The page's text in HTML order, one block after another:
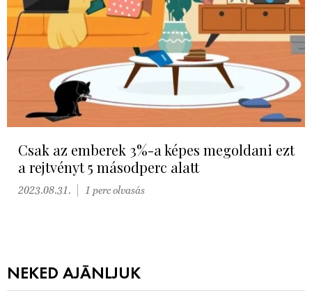
Csak az emberek 3%-a képes megoldani ezt
a rejtvényt 5 másodperc alatt
2023.08.31. 1 perc olvasás
NEKED AJÁNLJUK